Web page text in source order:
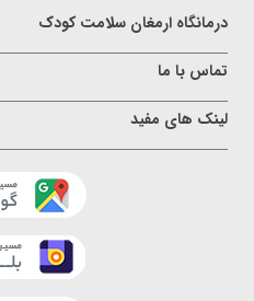
درمانگاه ارمغان سلامت کودک
تماس با ما
لینک های مفید